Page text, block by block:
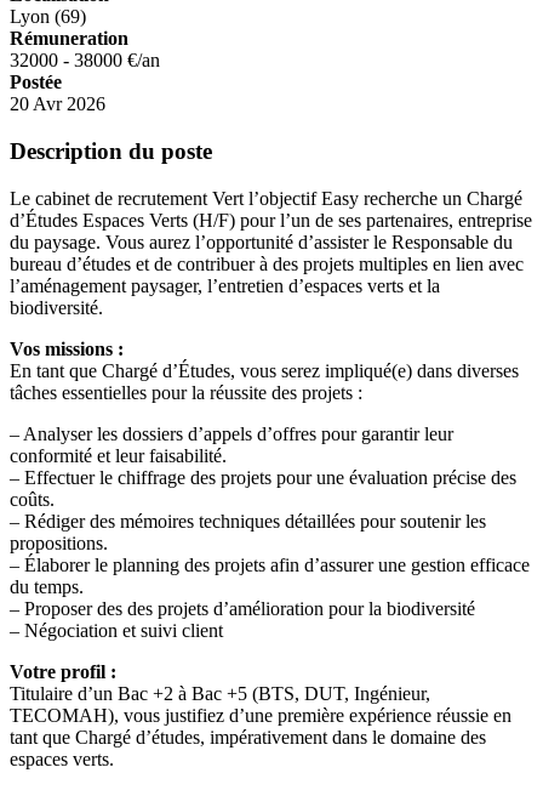
Lyon (69)
Rémuneration
32000 - 38000 €/an
Postée
20 Avr 2026
Description du poste
Le cabinet de recrutement Vert l’objectif Easy recherche un Chargé
d’Études Espaces Verts (H/F) pour l’un de ses partenaires, entreprise
du paysage. Vous aurez l’opportunité d’assister le Responsable du
bureau d’études et de contribuer à des projets multiples en lien avec
l’aménagement paysager, l’entretien d’espaces verts et la
biodiversité.
Vos missions :
En tant que Chargé d’Études, vous serez impliqué(e) dans diverses
tâches essentielles pour la réussite des projets :
– Analyser les dossiers d’appels d’offres pour garantir leur
conformité et leur faisabilité.
– Effectuer le chiffrage des projets pour une évaluation précise des
coûts.
– Rédiger des mémoires techniques détaillées pour soutenir les
propositions.
– Élaborer le planning des projets afin d’assurer une gestion efficace
du temps.
– Proposer des des projets d’amélioration pour la biodiversité
– Négociation et suivi client
Votre profil :
Titulaire d’un Bac +2 à Bac +5 (BTS, DUT, Ingénieur,
TECOMAH), vous justifiez d’une première expérience réussie en
tant que Chargé d’études, impérativement dans le domaine des
espaces verts.